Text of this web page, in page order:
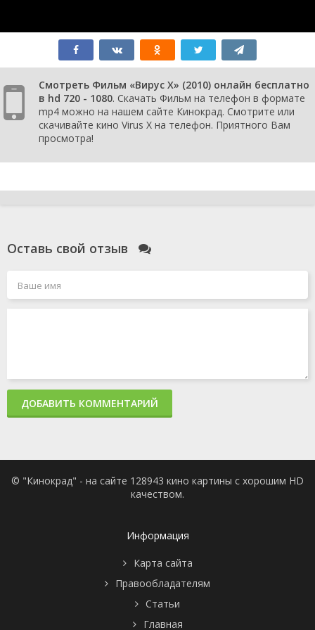
Смотреть Фильм «Вирус Х» (2010) онлайн бесплатно
в hd 720 - 1080. Скачать Фильм на телефон в формате
mp4 можно на нашем сайте Кинокрад. Смотрите или
скачивайте кино Virus X на телефон. Приятного Вам
просмотра!
Оставь свой отзыв
ДОБАВИТЬ КОММЕНТАРИЙ
© "Кинокрад" - на сайте 128943 кино картины с хорошим HD
качеством.
Информация
Карта сайта
Правообладателям
Статьи
Главная